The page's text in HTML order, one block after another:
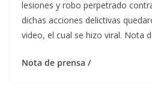
lesiones y robo perpetrado
dichas acciones delictivas
video, el cual se hizo viral. Nota
Nota de prensa /